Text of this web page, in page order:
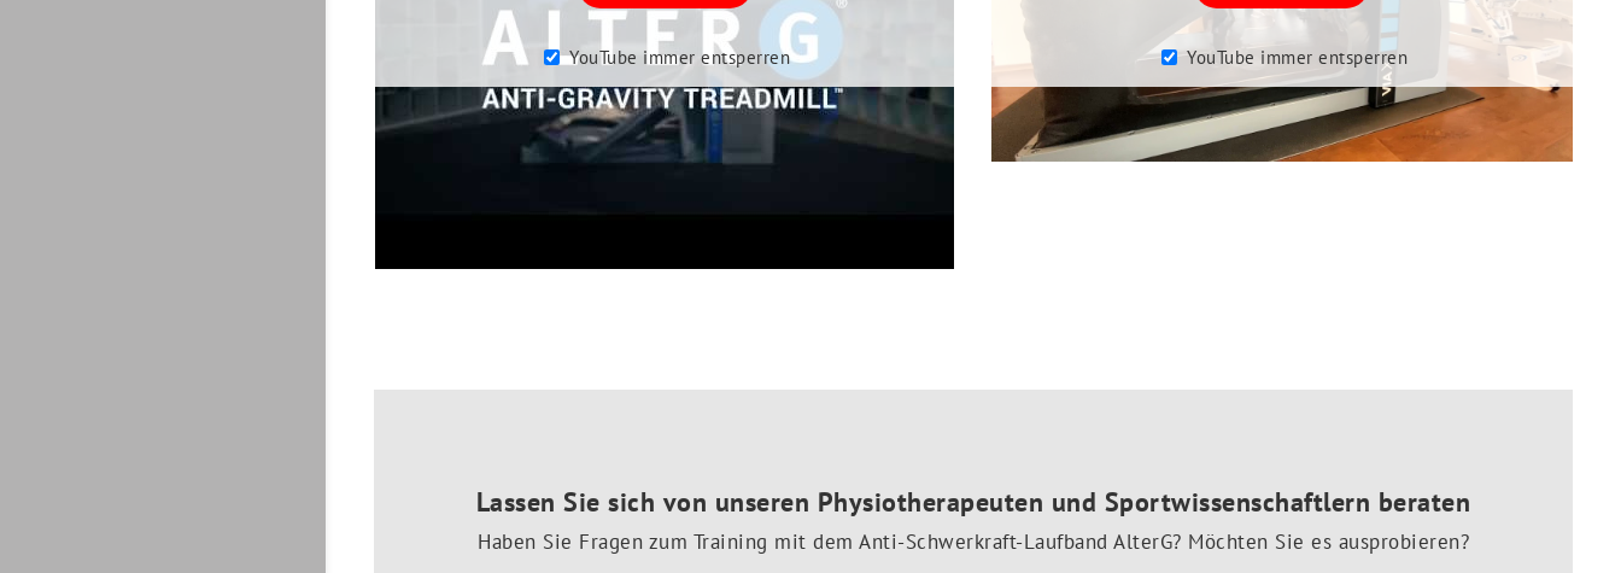
YouTube immer entsperren YouTube immer entsperren
Lassen Sie sich von unseren Physiotherapeuten und Sportwissenschaftlern beraten
Haben Sie Fragen zum Training mit dem Anti-Schwerkraft-Laufband AlterG? Möchten Sie es ausprobieren?